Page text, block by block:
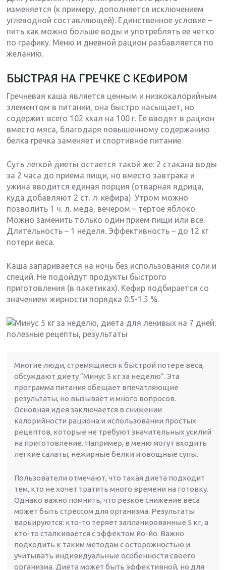
изменяется (к примеру, дополняется исключением
углеводной составляющей). Единственное условие –
пить как можно больше воды и употреблять ее четко
по графику. Меню и дневной рацион разбавляется по
желанию.
БЫСТРАЯ НА ГРЕЧКЕ С КЕФИРОМ
Гречневая каша является ценным и низкокалорийным
элементом в питании, она быстро насыщает, но
содержит всего 102 ккал на 100 г. Ее вводят в рацион
вместо мяса, благодаря повышенному содержанию
белка гречка заменяет и спортивное питание.
Суть легкой диеты остается такой же: 2 стакана воды
за 2 часа до приема пищи, но вместо завтрака и
ужина вводится единая порция (отварная ядрица,
куда добавляют 2 ст. л. кефира). Утром можно
позволить 1 ч. л. меда, вечером – тертое яблоко.
Можно заменить только один прием пищи или все.
Длительность – 1 неделя. Эффективность – до 12 кг
потери веса.
Каша запаривается на ночь без использования соли и
специй. Не подойдут продукты быстрого
приготовления (в пакетиках). Кефир подбирается со
значением жирности порядка 0.5-1.5 %.
Многие люди, стремящиеся к быстрой потере веса,
обсуждают диету “Минус 5 кг за неделю”. Эта
программа питания обещает впечатляющие
результаты, но вызывает и много вопросов.
Основная идея заключается в снижении
калорийности рациона и использовании простых
рецептов, которые не требуют значительных усилий
на приготовление. Например, в меню могут входить
легкие салаты, нежирные белки и овощные супы.
Пользователи отмечают, что такая диета подходит
тем, кто не хочет тратить много времени на готовку.
Однако важно помнить, что резкое снижение веса
может быть стрессом для организма. Результаты
варьируются: кто-то теряет запланированные 5 кг, а
кто-то сталкивается с эффектом йо-йо. Важно
подходить к таким методам с осторожностью и
учитывать индивидуальные особенности своего
организма. Диета может быть эффективной, но для